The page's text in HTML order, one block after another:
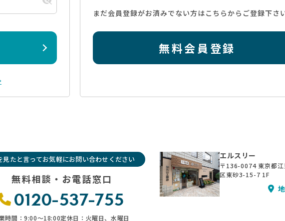
まだ会員登録がお済みでない方はこちらからご登録下さい
無料会員登録
見たと言ってお気軽にお問い合わせください
無料相談・お電話窓口
0120-537-755
時間：9:00〜18:00定休日：火曜日、水曜日
エルスリー
〒136-0074 東京都
区東砂3-15-7 1F